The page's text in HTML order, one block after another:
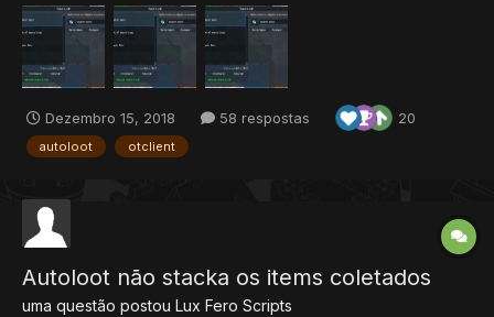
e então pensei porque não trazer para a comunidade? Afinal
não vejo muitos modulos de autoloot para otClient o u...
Dezembro 15, 2018 58 respostas 20
autoloot otclient
Autoloot não stacka os items coletados
uma questão postou Lux Fero Scripts